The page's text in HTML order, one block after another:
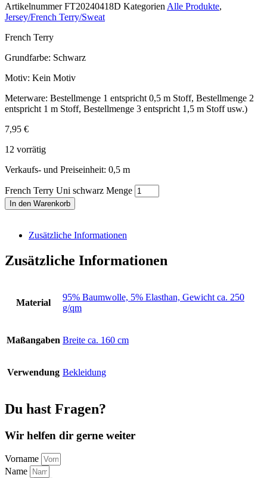
ArtikelnummerFT20240418D Kategorien Alle Produkte,
Jersey/French Terry/Sweat
French Terry
Grundfarbe: Schwarz
Motiv: Kein Motiv
Meterware: Bestellmenge 1 entspricht 0,5 m Stoff, Bestellmenge 2
entspricht 1 m Stoff, Bestellmenge 3 entspricht 1,5 m Stoff usw.)
7,95 €
12 vorrätig
Verkaufs- und Preiseinheit: 0,5 m
French Terry Uni schwarz Menge
In den Warenkorb
Zusätzliche Informationen
Zusätzliche Informationen
Material
95% Baumwolle, 5% Elasthan, Gewicht ca. 250
g/qm
Maßangaben Breite ca. 160 cm
Verwendung Bekleidung
Du hast Fragen?
Wir helfen dir gerne weiter
Vorname
Name